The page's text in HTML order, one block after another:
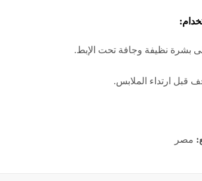
بشرة نظيفة وجافة تحت الإبط.
قبل ارتداء الملابس.
مصر